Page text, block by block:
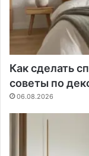
Как сделать
советы по
06.08.2026